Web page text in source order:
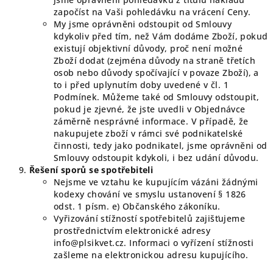
započíst na Vaši pohledávku na vrácení Ceny.
My jsme oprávněni odstoupit od Smlouvy
kdykoliv před tím, než Vám dodáme Zboží, pokud
existují objektivní důvody, proč není možné
Zboží dodat (zejména důvody na straně třetích
osob nebo důvody spočívající v povaze Zboží), a
to i před uplynutím doby uvedené v čl. 1
Podmínek. Můžeme také od Smlouvy odstoupit,
pokud je zjevné, že jste uvedli v Objednávce
záměrně nesprávné informace. V případě, že
nakupujete zboží v rámci své podnikatelské
činnosti, tedy jako podnikatel, jsme oprávněni od
Smlouvy odstoupit kdykoli, i bez udání důvodu.
Řešení sporů se spotřebiteli
Nejsme ve vztahu ke kupujícím vázáni žádnými
kodexy chování ve smyslu ustanovení § 1826
odst. 1 písm. e) Občanského zákoníku.
Vyřizování stížností spotřebitelů zajišťujeme
prostřednictvím elektronické adresy
info@plsikvet.cz. Informaci o vyřízení stížnosti
zašleme na elektronickou adresu kupujícího.